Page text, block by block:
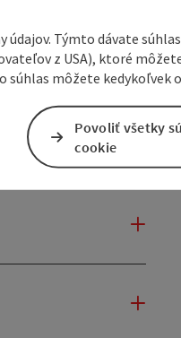
údajov. Týmto dávate
z USA), ktoré
môžete kedykoľvek
Povoliť všetky
cookie